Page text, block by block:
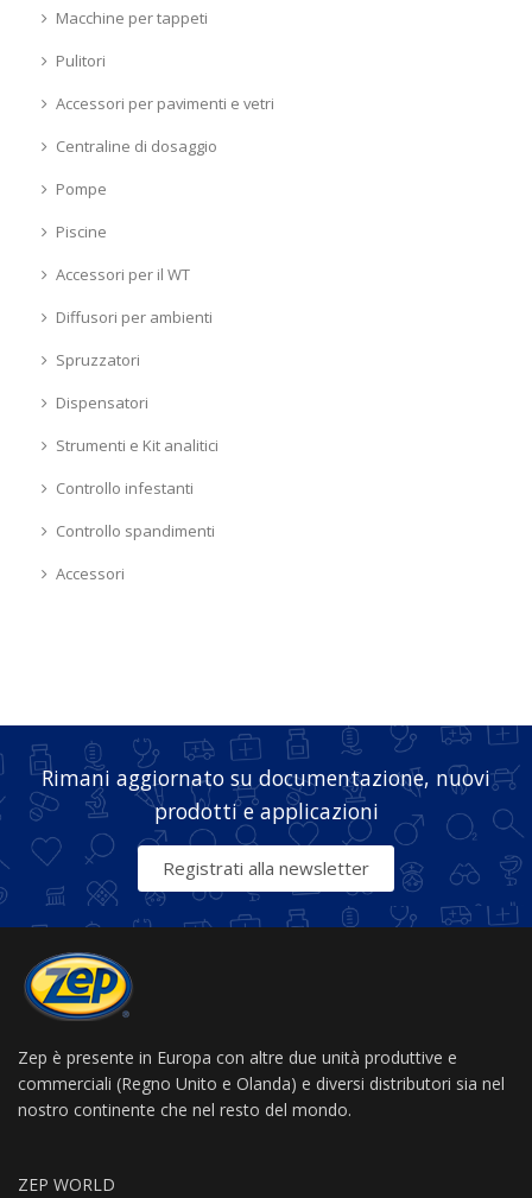
Macchine per tappeti
Pulitori
Accessori per pavimenti e vetri
Centraline di dosaggio
Pompe
Piscine
Accessori per il WT
Diffusori per ambienti
Spruzzatori
Dispensatori
Strumenti e Kit analitici
Controllo infestanti
Controllo spandimenti
Accessori
Rimani aggiornato su documentazione, nuovi
prodotti e applicazioni
Registrati alla newsletter
Zep è presente in Europa con altre due unità produttive e
commerciali (Regno Unito e Olanda) e diversi distributori sia nel
nostro continente che nel resto del mondo.
ZEP WORLD